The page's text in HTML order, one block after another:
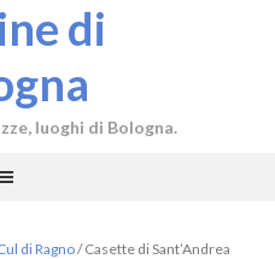
di
luoghi di Bologna.
di Ragno/Casette di Sant’Andrea